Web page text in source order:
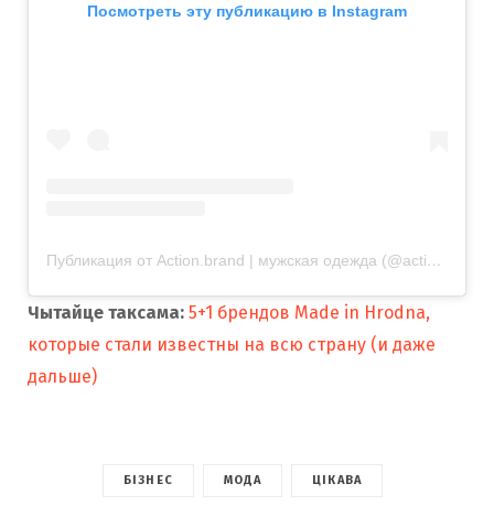
Посмотреть эту публикацию в Instagram
Публикация от Action.brand | мужская одежда (@action.brand_by)
Чытайце таксама: 5+1 брендов Made in Hrodna,
которые стали известны на всю страну (и даже
дальше)
БІЗНЕС МОДА ЦІКАВА